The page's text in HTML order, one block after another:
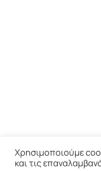
Χρησιμοποιούμε
και τις